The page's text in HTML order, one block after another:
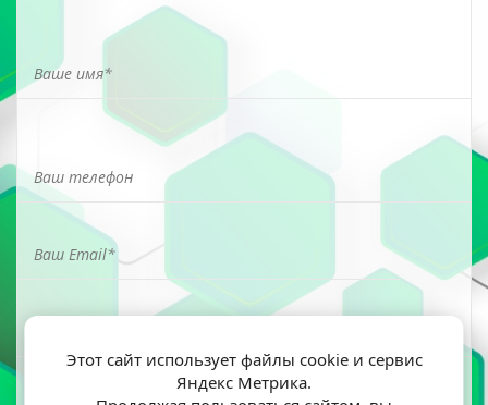
Я ознакомлен(а) и согласен(на) на обработку моих
Этот сайт использует файлы cookie и сервис
Яндекс Метрика.